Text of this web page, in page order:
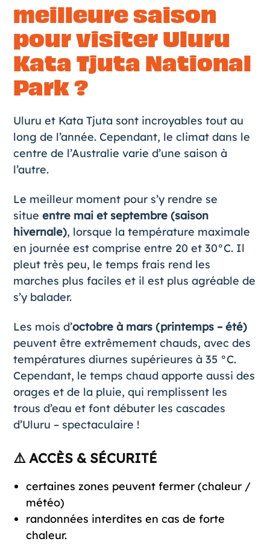
meilleure saison
pour visiter Uluru
Kata Tjuta National
Park ?
Uluru et Kata Tjuta sont incroyables tout au
long de l’année. Cependant, le climatdans le
centre de l’Australie varie d’une saison à
l’autre.
Le meilleur moment pour s’y rendre se
situe entre mai et septembre (saison
hivernale), lorsque la température maximale
en journée est comprise entre 20 et 30°C. Il
pleut très peu, le temps frais rend les
marches plus faciles et il est plus agréable de
s’y balader.
Les mois d’octobre à mars (printemps – été)
peuvent être extrêmement chauds, avec des
températures diurnes supérieures à 35 °C.
Cependant, le temps chaud apporte aussi des
orages et de la pluie, qui remplissent les
trous d’eau et font débuter les cascades
d’Uluru – spectaculaire !
⚠️ ACCÈS & SÉCURITÉ
certaines zones peuvent fermer (chaleur /
météo)
randonnées interdites en cas de forte
chaleur.